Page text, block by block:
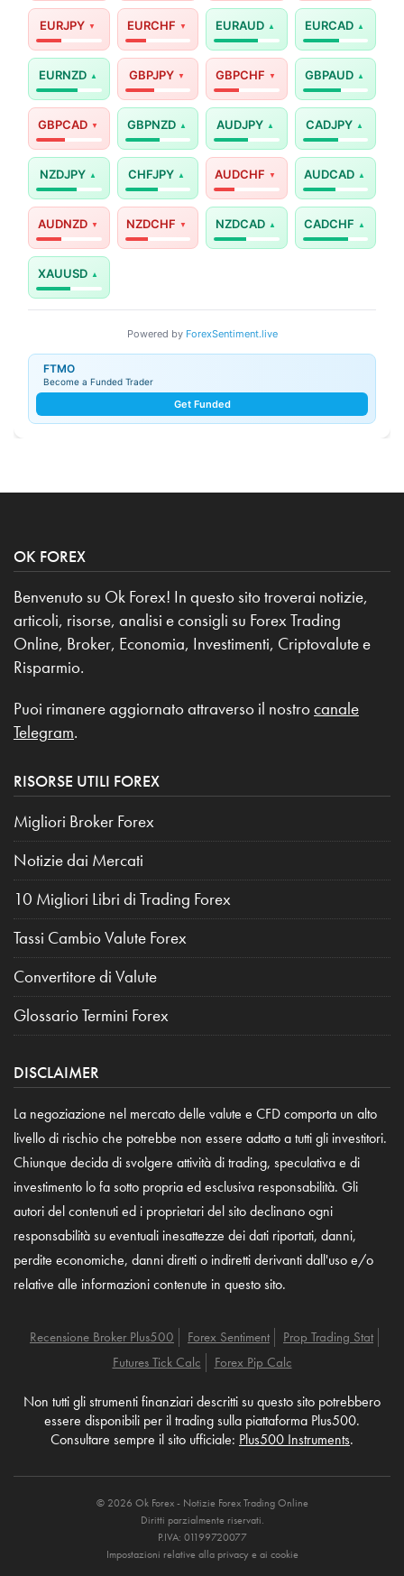
EURJPY EURCHF EURAUD EURCAD
EURNZD GBPJPY GBPCHF GBPAUD
GBPCAD GBPNZD AUDJPY CADJPY
NZDJPY CHFJPY AUDCHF AUDCAD
AUDNZD NZDCHF NZDCAD CADCHF
XAUUSD
Powered by ForexSentiment.live
FTMO
Become a Funded Trader
Get Funded
OK FOREX
Benvenuto su Ok Forex! In questo sito troverai notizie,
articoli, risorse, analisi e consigli su Forex Trading
Online, Broker, Economia, Investimenti, Criptovalute e
Risparmio.
Puoi rimanere aggiornato attraverso il nostro canale
Telegram.
RISORSE UTILI FOREX
Migliori Broker Forex
Notizie dai Mercati
10 Migliori Libri di Trading Forex
Tassi Cambio Valute Forex
Convertitore di Valute
Glossario Termini Forex
DISCLAIMER
La negoziazione nel mercato delle valute e CFD comporta un alto
livello di rischio che potrebbe non essere adatto a tutti gli investitori.
Chiunque decida di svolgere attività di trading, speculativa e di
investimento lo fa sotto propria ed esclusiva responsabilità. Gli
autori del contenuti ed i proprietari del sito declinano ogni
responsabilità su eventuali inesattezze dei dati riportati, danni,
perdite economiche, danni diretti o indiretti derivanti dall'uso e/o
relative alle informazioni contenute in questo sito.
Recensione Broker Plus500 Forex Sentiment
Prop Trading Stat
Futures Tick Calc
Forex Pip Calc
Non tutti gli strumenti finanziari descritti su questo sito potrebbero
essere disponibili per il trading sulla piattaforma Plus500.
Consultare sempre il sito ufficiale: Plus500 Instruments.
© 2026 Ok Forex - Notizie Forex Trading Online
Diritti parzialmente riservati.
P.IVA: 01199720077
Impostazioni relative alla privacy e ai cookie